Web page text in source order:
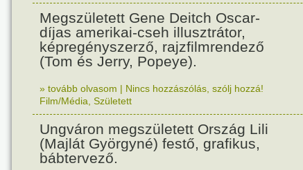
Megszületett Gene Deitch Oscar-
díjas amerikai-cseh illusztrátor,
képregényszerző, rajzfilmrendező
(Tom és Jerry, Popeye).
» tovább olvasom | Nincs hozzászólás, szólj hozzá!
Film/Média Született
Ungváron megszületett Ország Lili
(Majlát Györgyné) festő, grafikus,
bábtervező.